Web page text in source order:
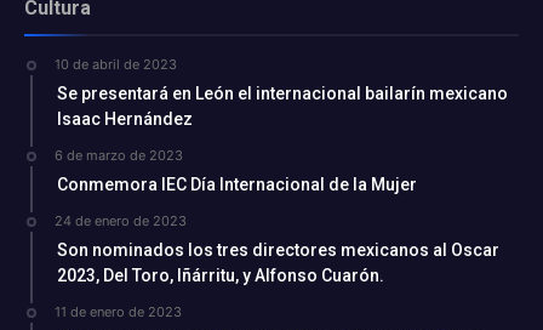
Cultura
10 de abril de 2023
Se presentará en León el internacional bailarín mexicano
Isaac Hernández
6 de marzo de 2023
Conmemora IEC Día Internacional de la Mujer
24 de enero de 2023
Son nominados los tres directores mexicanos al Oscar
2023, Del Toro, Iñárritu, y Alfonso Cuarón.
11 de enero de 2023